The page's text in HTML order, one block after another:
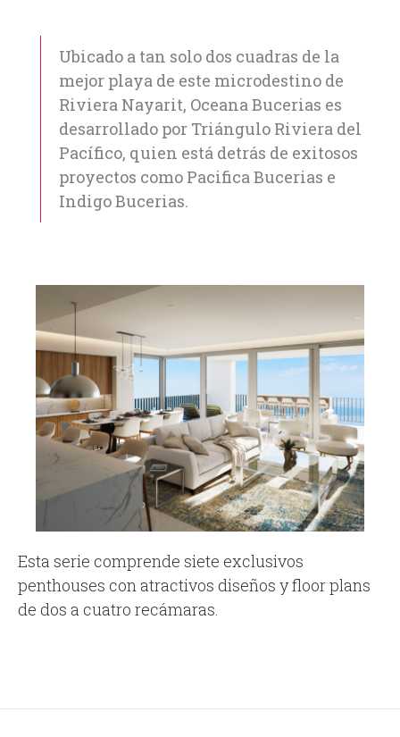
Ubicado a tan solo dos cuadras de la
mejor playa de este microdestino de
Riviera Nayarit, Oceana Bucerias es
desarrollado por Triángulo Riviera del
Pacífico, quien está detrás de exitosos
proyectos como Pacifica Bucerias e
Indigo Bucerias.
Esta serie comprende siete exclusivos
penthouses con atractivos diseños y floor plans
de dos a cuatro recámaras.